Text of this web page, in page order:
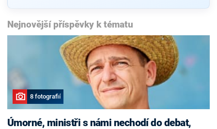
Nejnovější příspěvky k tématu
8 fotografií
Úmorné, ministři s námi nechodí do debat,